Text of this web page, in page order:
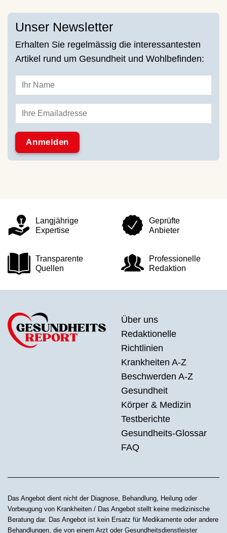
Unser Newsletter
Erhalten Sie regelmässig die interessantesten
Artikel rund um Gesundheit und Wohlbefinden:
Langjährige
Expertise
Geprüfte
Anbieter
Transparente
Quellen
Professionelle
Redaktion
Über uns
Redaktionelle
Richtlinien
Krankheiten A-Z
Beschwerden A-Z
Gesundheit
Körper & Medizin
Testberichte
Gesundheits-Glossar
FAQ
Das Angebot dient nicht der Diagnose, Behandlung, Heilung oder
Vorbeugung von Krankheiten / Das Angebot stellt keine medizinische
Beratung dar. Das Angebot ist kein Ersatz für Medikamente oder andere
Behandlungen, die von einem Arzt oder Gesundheitsdienstleister